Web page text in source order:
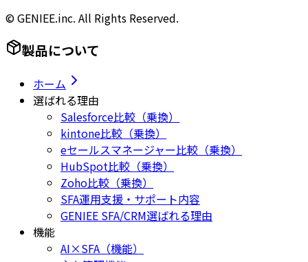
© GENIEE.inc. All Rights Reserved.
製品について
ホーム
選ばれる理由
Salesforce比較（乗換）
kintone比較（乗換）
eセールスマネージャー比較（乗換）
HubSpot比較（乗換）
Zoho比較（乗換）
SFA運用支援・サポート内容
GENIEE SFA/CRM選ばれる理由
機能
AI×SFA（機能）